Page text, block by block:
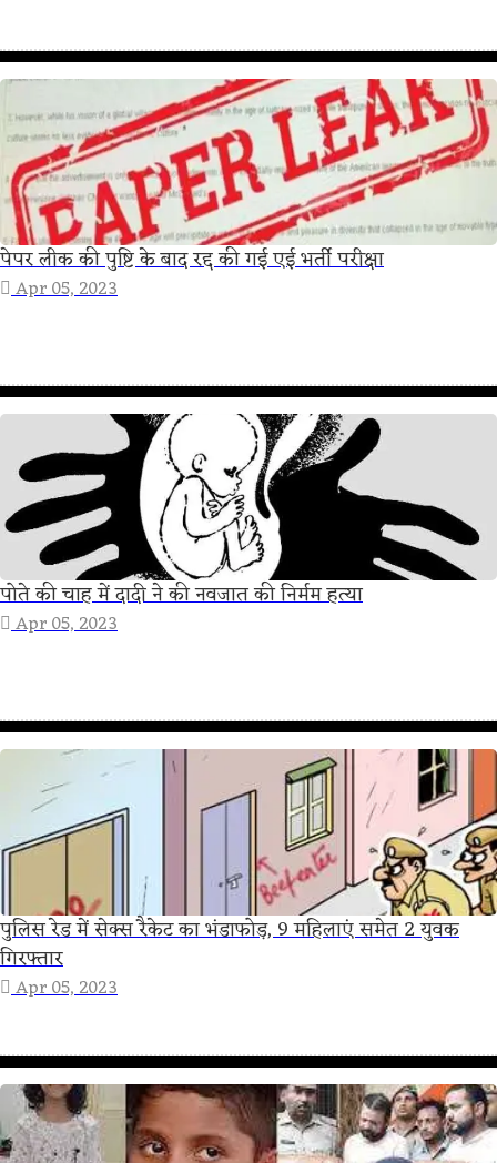
पेपर लीक की पुष्टि के बाद रद्द की गई एई भर्ती परीक्षा
Apr 05, 2023
पोते की चाह में दादी ने की नवजात की निर्मम हत्या
Apr 05, 2023
पुलिस रेड में सेक्स रैकेट का भंडाफोड़, 9 महिलाएं समेत 2 युवक
गिरफ्तार
Apr 05, 2023